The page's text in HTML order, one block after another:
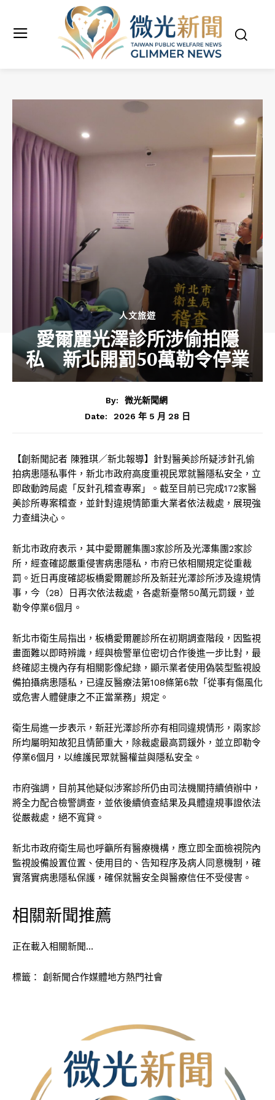
人文旅遊
愛爾麗光澤診所涉偷拍隱
私 新北開罰50萬勒令停業
By:
微光新聞網
Date:
2026 年 5 月 28 日
【創新聞記者 陳雅琪／新北報導】針對醫美診所疑涉針孔偷
拍病患隱私事件，新北市政府高度重視民眾就醫隱私安全，立
即啟動跨局處「反針孔稽查專案」。截至目前已完成172家醫
美診所專案稽查，並針對違規情節重大業者依法裁處，展現強
力查緝決心。
新北市政府表示，其中愛爾麗集團3家診所及光澤集團2家診
所，經查確認嚴重侵害病患隱私，市府已依相關規定從重裁
罰。近日再度確認板橋愛爾麗診所及新莊光澤診所涉及違規情
事，今（28）日再次依法裁處，各處新臺幣50萬元罰鍰，並
勒令停業6個月。
新北市衛生局指出，板橋愛爾麗診所在初期調查階段，因監視
畫面難以即時辨識，經與檢警單位密切合作後進一步比對，最
終確認主機內存有相關影像紀錄，顯示業者使用偽裝型監視設
備拍攝病患隱私，已違反醫療法第108條第6款「從事有傷風化
或危害人體健康之不正當業務」規定。
衛生局進一步表示，新莊光澤診所亦有相同違規情形，兩家診
所均屬明知故犯且情節重大，除裁處最高罰鍰外，並立即勒令
停業6個月，以維護民眾就醫權益與隱私安全。
市府強調，目前其他疑似涉案診所仍由司法機關持續偵辦中，
將全力配合檢警調查，並依後續偵查結果及具體違規事證依法
從嚴裁處，絕不寬貸。
新北市政府衛生局也呼籲所有醫療機構，應立即全面檢視院內
監視設備設置位置、使用目的、告知程序及病人同意機制，確
實落實病患隱私保護，確保就醫安全與醫療信任不受侵害。
相關新聞推薦
正在載入相關新聞…
標籤： 創新聞合作媒體地方熱門社會